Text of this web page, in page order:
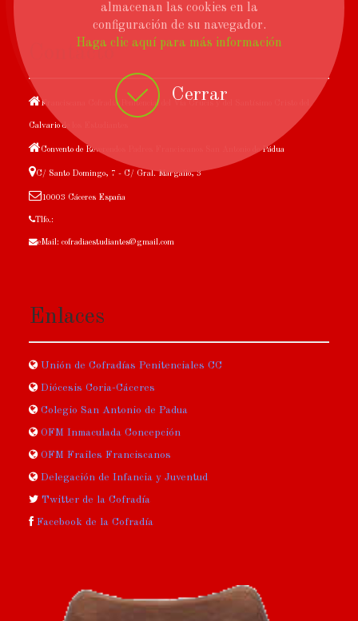
Cerrar
almacenan las cookies en la
configuración de su navegador.
Haga clic aquí para más información
Contacto
Franciscana Cofradía Penitencial del Vía Crucis y del Santísimo Cristo del
Calvario de los Estudiantes
Convento de Reverendos Padres Franciscanos San Antonio de Pádua
C/ Santo Domingo, 7 - C/ Gral. Margallo, 3
10003 Cáceres España
Tlfo.:
eMail: cofradiaestudiantes@gmail.com
Enlaces
Unión de Cofradías Penitenciales CC
Diócesis Coria-Cáceres
Colegio San Antonio de Padua
OFM Inmaculada Concepción
OFM Frailes Franciscanos
Delegación de Infancia y Juventud
Twitter de la Cofradía
Facebook de la Cofradía